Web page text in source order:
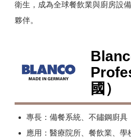
衛生，成為全球餐飲業與廚房設
夥伴。
國）
專長：備餐系統、不鏽鋼廚具
應用：醫療院所、餐飲業、學